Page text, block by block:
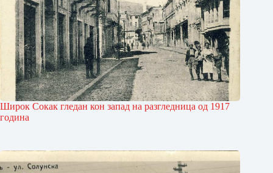
Широк Сокак гледан кон запад на разгледница од 1917
година